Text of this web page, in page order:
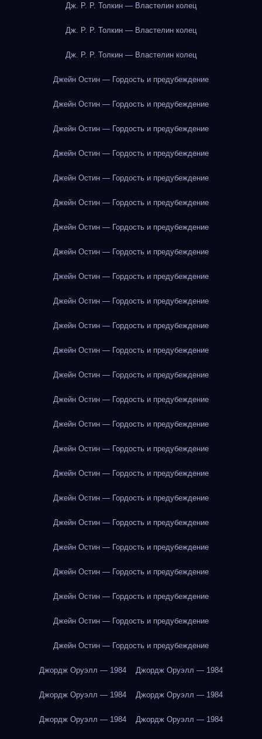
Дж. Р. Р. Толкин — Властелин колец
Дж. Р. Р. Толкин — Властелин колец
Дж. Р. Р. Толкин — Властелин колец
Джейн Остин — Гордость и предубеждение
Джейн Остин — Гордость и предубеждение
Джейн Остин — Гордость и предубеждение
Джейн Остин — Гордость и предубеждение
Джейн Остин — Гордость и предубеждение
Джейн Остин — Гордость и предубеждение
Джейн Остин — Гордость и предубеждение
Джейн Остин — Гордость и предубеждение
Джейн Остин — Гордость и предубеждение
Джейн Остин — Гордость и предубеждение
Джейн Остин — Гордость и предубеждение
Джейн Остин — Гордость и предубеждение
Джейн Остин — Гордость и предубеждение
Джейн Остин — Гордость и предубеждение
Джейн Остин — Гордость и предубеждение
Джейн Остин — Гордость и предубеждение
Джейн Остин — Гордость и предубеждение
Джейн Остин — Гордость и предубеждение
Джейн Остин — Гордость и предубеждение
Джейн Остин — Гордость и предубеждение
Джейн Остин — Гордость и предубеждение
Джейн Остин — Гордость и предубеждение
Джейн Остин — Гордость и предубеждение
Джейн Остин — Гордость и предубеждение
Джордж Оруэлл — 1984 Джордж Оруэлл — 1984
Джордж Оруэлл — 1984 Джордж Оруэлл — 1984
Джордж Оруэлл — 1984 Джордж Оруэлл — 1984